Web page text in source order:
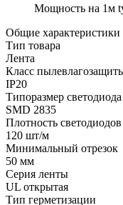
Мощность на 1м
Общие характеристики
Тип товара
Лента
Класс
IP20
Типоразмер светодиода
SMD 2835
Плотность светодиодов
120 шт/м
Минимальный отрезок
50 мм
Серия ленты
UL открытая
Тип герметизации